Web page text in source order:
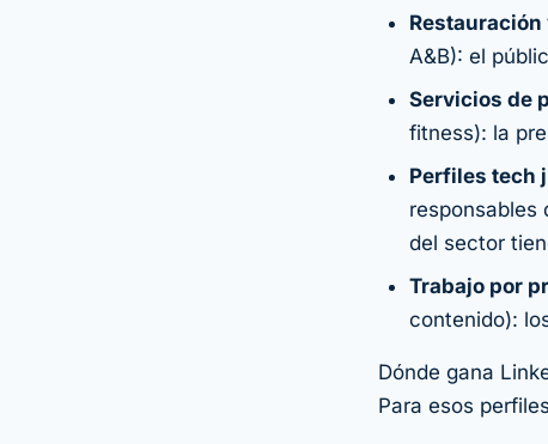
A&B): el
Servicios de
fitness): la
Perfiles tech
responsables
del sector
Trabajo por
contenido):
Dónde gana
Para esos